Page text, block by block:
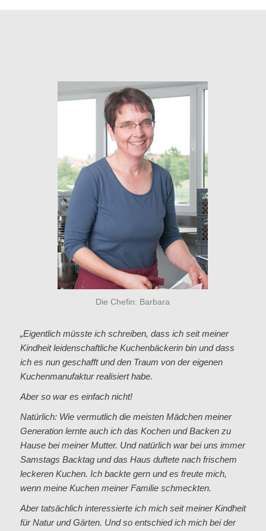
Die Chefin: Barbara
„Eigentlich müsste ich schreiben, dass ich seit meiner
Kindheit leidenschaftliche Kuchenbäckerin bin und dass
ich es nun geschafft und den Traum von der eigenen
Kuchenmanufaktur realisiert habe.
Aber so war es einfach nicht!
Natürlich: Wie vermutlich die meisten Mädchen meiner
Generation lernte auch ich das Kochen und Backen zu
Hause bei meiner Mutter. Und natürlich war bei uns immer
Samstags Backtag und das Haus duftete nach frischem
leckeren Kuchen. Ich backte gern und es freute mich,
wenn meine Kuchen meiner Familie schmeckten.
Aber tatsächlich interessierte ich mich seit meiner Kindheit
für Natur und Gärten. Und so entschied ich mich bei der